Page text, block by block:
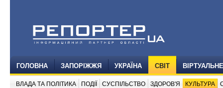
ГОЛОВНА ЗАПОРІЖЖЯ УКРАЇНА СВІТ
ВЛАДА ТА ПОЛІТИКА ПОДІЇ СУСПІЛЬСТВО ЗДОРОВ'Я КУЛЬТУРА